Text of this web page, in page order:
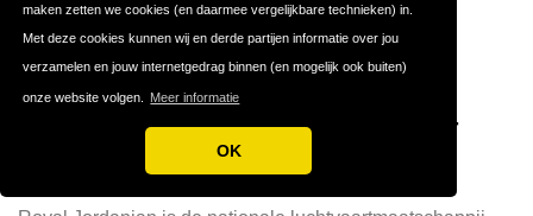
maken zetten we cookies (en daarmee vergelijkbare technieken) in.
Met deze cookies kunnen wij en derde partijen informatie over jou
verzamelen en jouw internetgedrag binnen (en mogelijk ook buiten)
onze website volgen. Meer informatie
OK
Royal Jordanian: Een
Betrouwbare
Luchtvaartmaatschappij voor
Uw Reizen